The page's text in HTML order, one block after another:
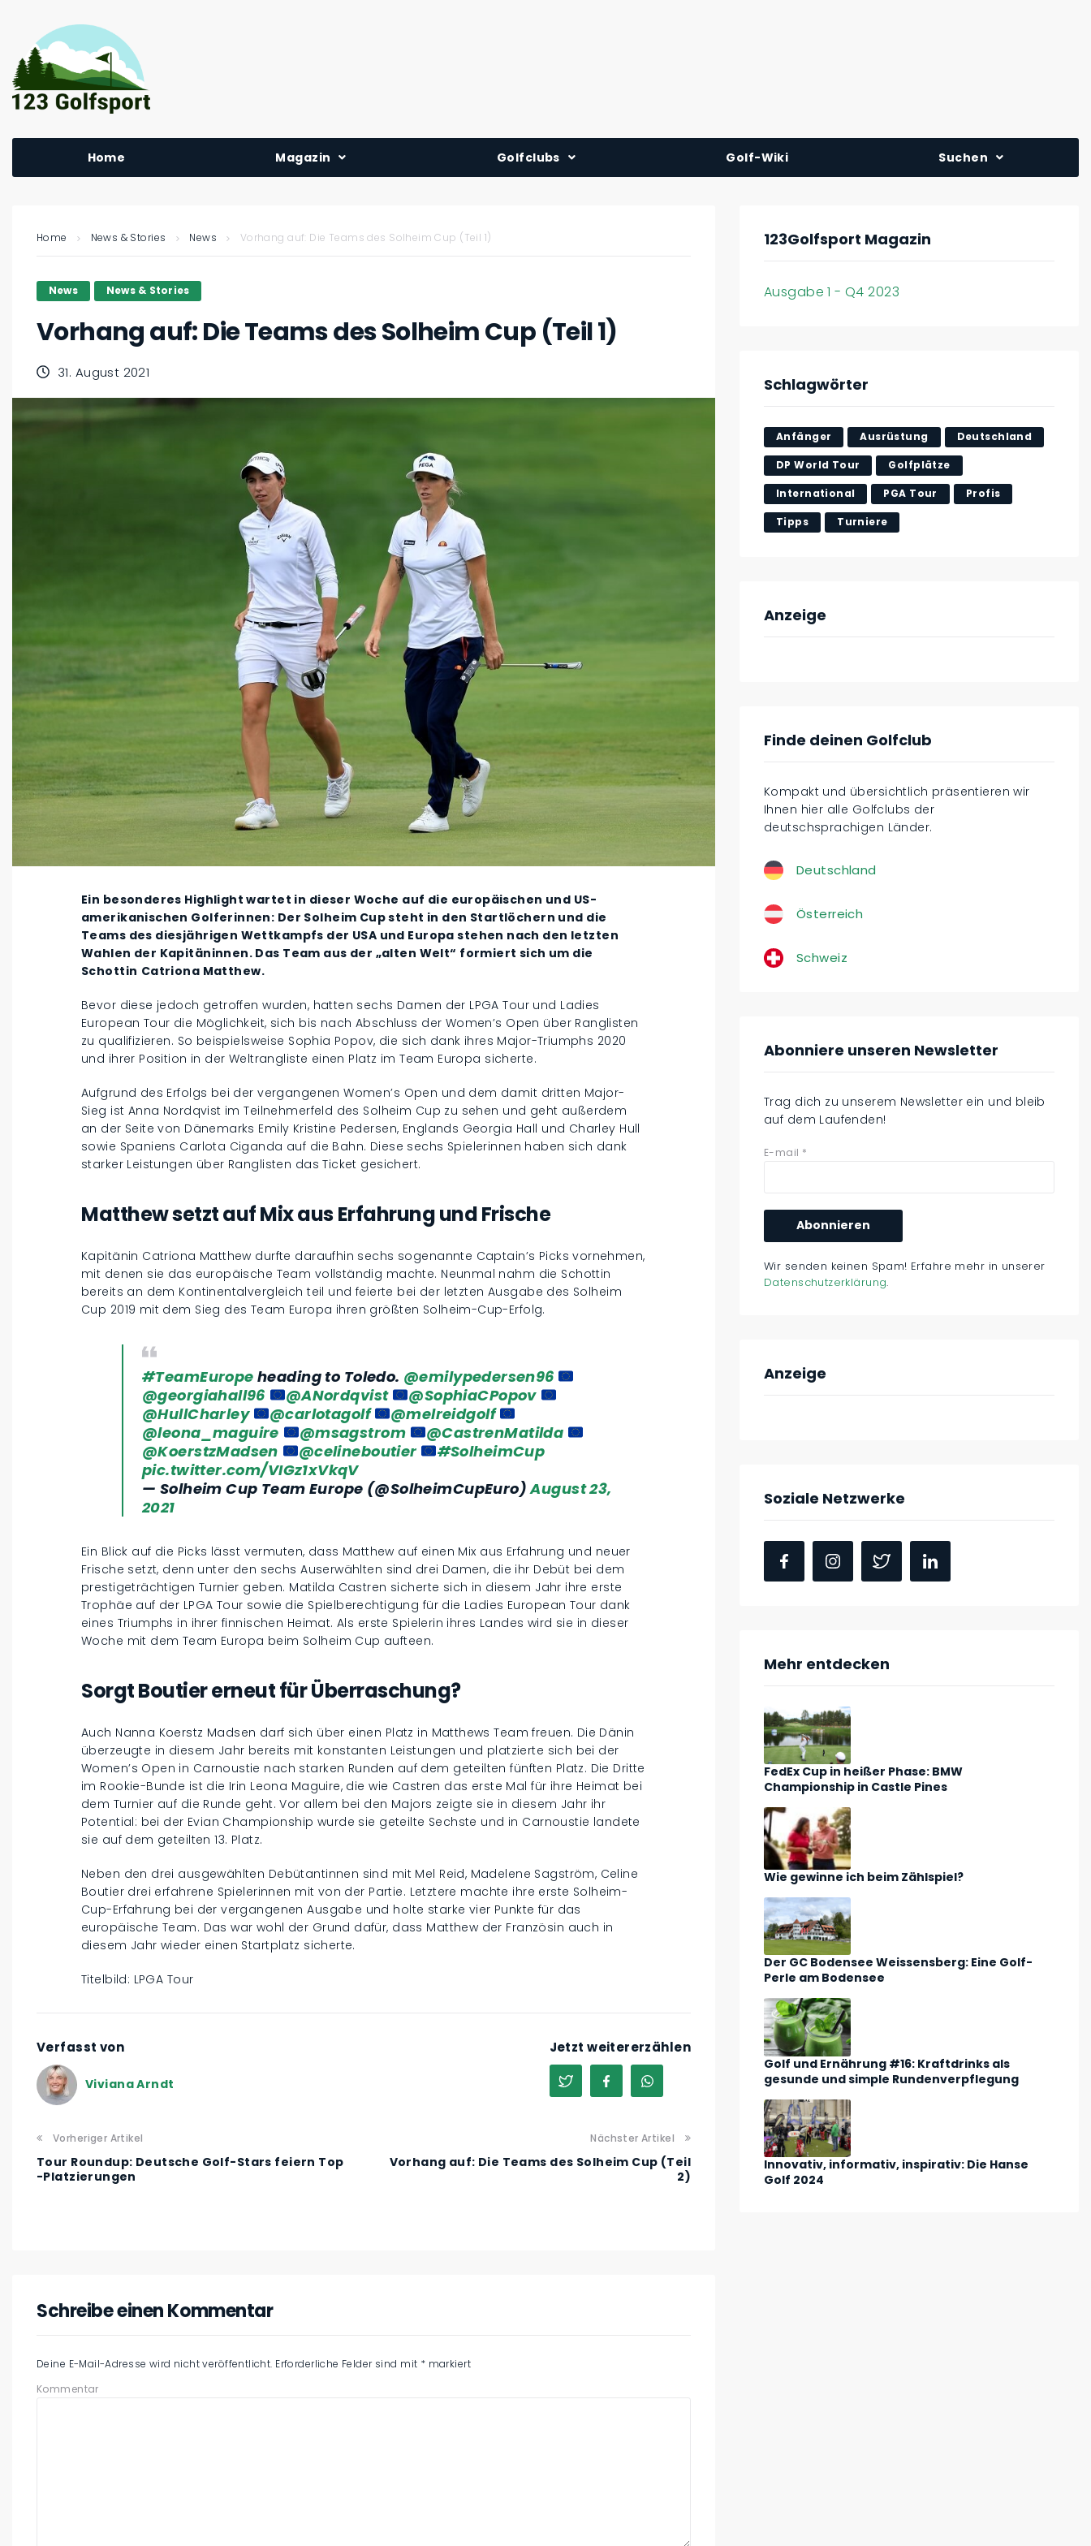
Home Magazin
Golfclubs
Golf-Wiki Suchen
Home News & Stories News Vorhang auf: Die Teams des Solheim Cup (Teil 1)
News News & Stories
Vorhang auf: Die Teams des Solheim Cup (Teil 1)
31. August 2021
Ein besonderes Highlight wartet in dieser Woche auf die europäischen und US-
amerikanischen Golferinnen: Der Solheim Cup steht in den Startlöchern und die
Teams des diesjährigen Wettkampfs der USA und Europa stehen nach den letzten
Wahlen der Kapitäninnen. Das Team aus der „alten Welt“ formiert sich um die
Schottin Catriona Matthew.
Bevor diese jedoch getroffen wurden, hatten sechs Damen der LPGA Tour und Ladies
European Tour die Möglichkeit, sich bis nach Abschluss der Women’s Open über Ranglisten
zu qualifizieren. So beispielsweise Sophia Popov, die sich dank ihres Major-Triumphs 2020
und ihrer Position in der Weltrangliste einen Platz im Team Europa sicherte.
Aufgrund des Erfolgs bei der vergangenen Women’s Open und dem damit dritten Major-
Sieg ist Anna Nordqvist im Teilnehmerfeld des Solheim Cup zu sehen und geht außerdem
an der Seite von Dänemarks Emily Kristine Pedersen, Englands Georgia Hall und Charley Hull
sowie Spaniens Carlota Ciganda auf die Bahn. Diese sechs Spielerinnen haben sich dank
starker Leistungen über Ranglisten das Ticket gesichert.
Matthew setzt auf Mix aus Erfahrung und Frische
Kapitänin Catriona Matthew durfte daraufhin sechs sogenannte Captain’s Picks vornehmen,
mit denen sie das europäische Team vollständig machte. Neunmal nahm die Schottin
bereits an dem Kontinentalvergleich teil und feierte bei der letzten Ausgabe des Solheim
Cup 2019 mit dem Sieg des Team Europa ihren größten Solheim-Cup-Erfolg.
#TeamEurope heading to Toledo. @emilypedersen96
@georgiahall96
@ANordqvist
@SophiaCPopov
@HullCharley
@carlotagolf
@melreidgolf
@leona_maguire
@msagstrom
@CastrenMatilda
@KoerstzMadsen
@celineboutier
#SolheimCup
pic.twitter.com/VIGz1xVkqV
— Solheim Cup Team Europe (@SolheimCupEuro)August 23,
2021
Ein Blick auf die Picks lässt vermuten, dass Matthew auf einen Mix aus Erfahrung und neuer
Frische setzt, denn unter den sechs Auserwählten sind drei Damen, die ihr Debüt bei dem
prestigeträchtigen Turnier geben. Matilda Castren sicherte sich in diesem Jahr ihre erste
Trophäe auf der LPGA Tour sowie die Spielberechtigung für die Ladies European Tour dank
eines Triumphs in ihrer finnischen Heimat. Als erste Spielerin ihres Landes wird sie in dieser
Woche mit dem Team Europa beim Solheim Cup aufteen.
Sorgt Boutier erneut für Überraschung?
Auch Nanna Koerstz Madsen darf sich über einen Platz in Matthews Team freuen. Die Dänin
überzeugte in diesem Jahr bereits mit konstanten Leistungen und platzierte sich bei der
Women’s Open in Carnoustie nach starken Runden auf dem geteilten fünften Platz. Die Dritte
im Rookie-Bunde ist die Irin Leona Maguire, die wie Castren das erste Mal für ihre Heimat bei
dem Turnier auf die Runde geht. Vor allem bei den Majors zeigte sie in diesem Jahr ihr
Potential: bei der Evian Championship wurde sie geteilte Sechste und in Carnoustie landete
sie auf dem geteilten 13. Platz.
Neben den drei ausgewählten Debütantinnen sind mit Mel Reid, Madelene Sagström, Celine
Boutier drei erfahrene Spielerinnen mit von der Partie. Letztere machte ihre erste Solheim-
Cup-Erfahrung bei der vergangenen Ausgabe und holte starke vier Punkte für das
europäische Team. Das war wohl der Grund dafür, dass Matthew der Französin auch in
diesem Jahr wieder einen Startplatz sicherte.
Titelbild: LPGA Tour
Verfasst von
Viviana Arndt
Jetzt weitererzählen
Vorheriger Artikel
Tour Roundup: Deutsche Golf-Stars feiern Top
-Platzierungen
Nächster Artikel
Vorhang auf: Die Teams des Solheim Cup (Teil
2)
Schreibe einen Kommentar
Deine E-Mail-Adresse wird nicht veröffentlicht. Erforderliche Felder sind mit * markiert
Kommentar
123Golfsport Magazin
Ausgabe 1 - Q4 2023
Schlagwörter
Anfänger Ausrüstung Deutschland
DP World Tour Golfplätze
International PGA Tour Profis
Tipps Turniere
Anzeige
Finde deinen Golfclub
Kompakt und übersichtlich präsentieren wir
Ihnen hier alle Golfclubs der
deutschsprachigen Länder.
Deutschland
Österreich
Schweiz
Abonniere unseren Newsletter
Trag dich zu unserem Newsletter ein und bleib
auf dem Laufenden!
E-mail *
Wir senden keinen Spam! Erfahre mehr in unserer
Datenschutzerklärung.
Anzeige
Soziale Netzwerke
Mehr entdecken
FedEx Cup in heißer Phase: BMW
Championship in Castle Pines
Wie gewinne ich beim Zählspiel?
Der GC Bodensee Weissensberg: Eine Golf-
Perle am Bodensee
Golf und Ernährung #16: Kraftdrinks als
gesunde und simple Rundenverpflegung
Innovativ, informativ, inspirativ: Die Hanse
Golf 2024